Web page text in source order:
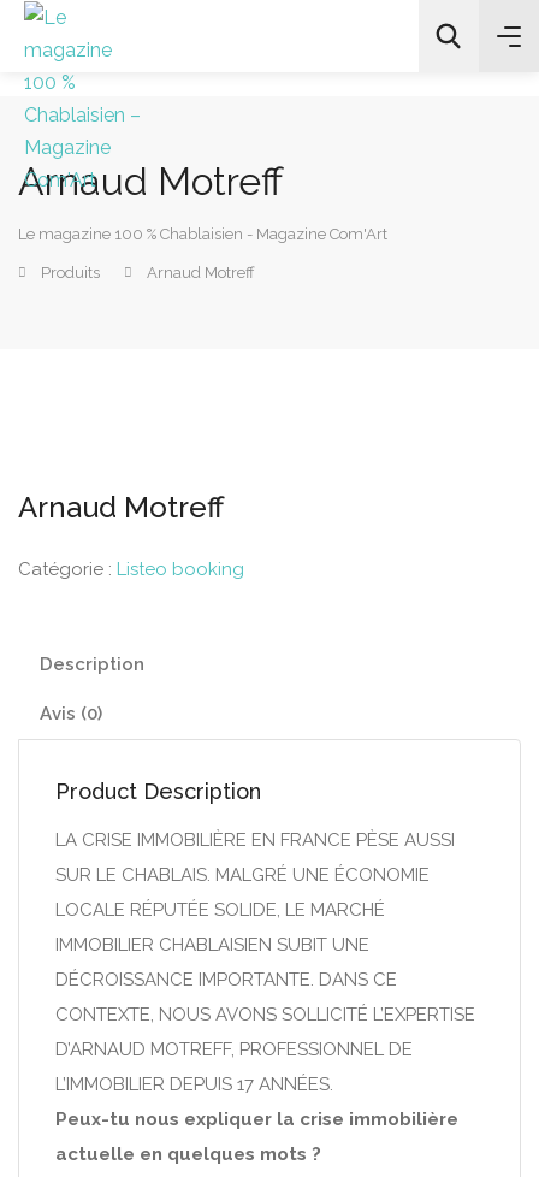
All Categories
Arnaud Motreff
Le magazine 100 % Chablaisien - Magazine Com'Art
Produits Arnaud Motreff
Arnaud Motreff
Catégorie : Listeo booking
Description
Avis (0)
Product Description
LA CRISE IMMOBILIÈRE EN FRANCE PÈSE AUSSI
SUR LE CHABLAIS. MALGRÉ UNE ÉCONOMIE
LOCALE RÉPUTÉE SOLIDE, LE MARCHÉ
IMMOBILIER CHABLAISIEN SUBIT UNE
DÉCROISSANCE IMPORTANTE. DANS CE
CONTEXTE, NOUS AVONS SOLLICITÉ L’EXPERTISE
D’ARNAUD MOTREFF, PROFESSIONNEL DE
L’IMMOBILIER DEPUIS 17 ANNÉES.
Peux-tu nous expliquer la crise immobilière
actuelle en quelques mots ?